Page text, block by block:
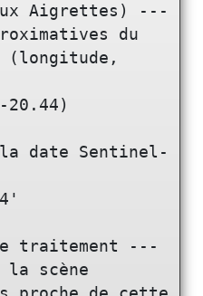
Aigrettes) ---
du
(longitude,
date Sentinel-
traitement ---
la scène